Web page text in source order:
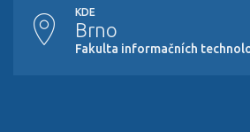
KDE
Brno
Fakulta informačních